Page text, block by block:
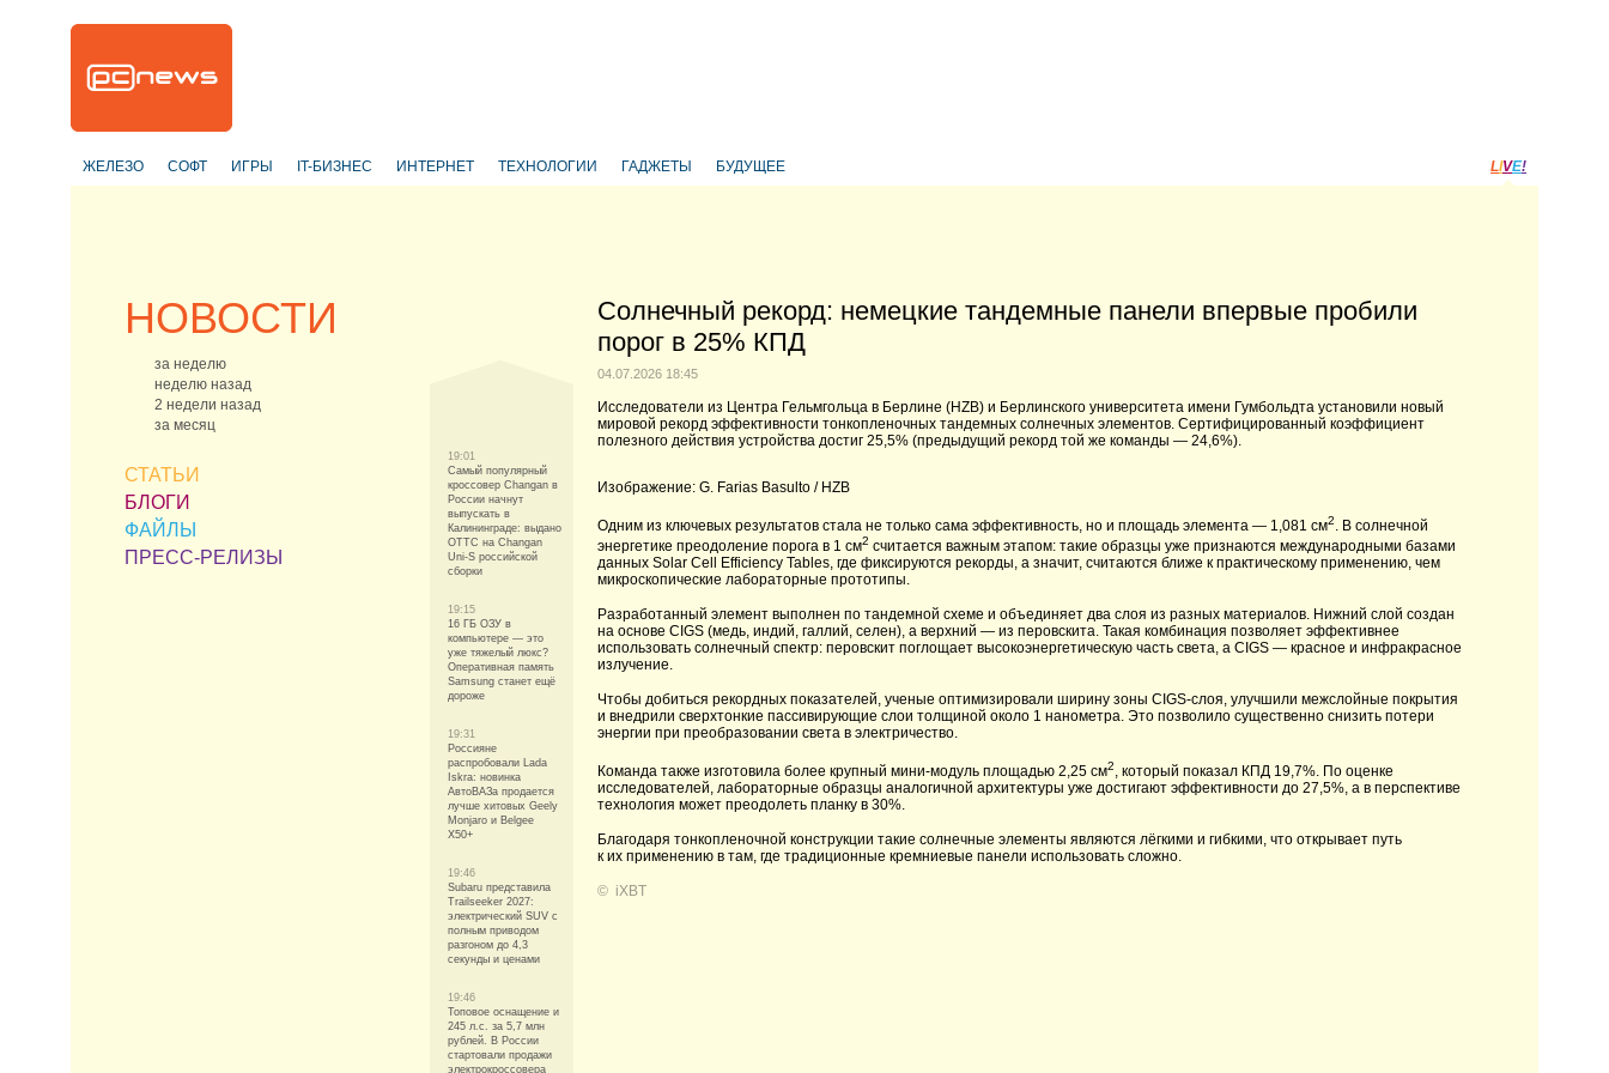
ЖЕЛЕЗО СОФТ ИГРЫ IT-БИЗНЕС ИНТЕРНЕТ ТЕХНОЛОГИИ ГАДЖЕТЫ БУДУЩЕЕ LIVE!
НОВОСТИ
за неделю
неделю назад
2 недели назад
за месяц
СТАТЬИ
БЛОГИ
ФАЙЛЫ
ПРЕСС-РЕЛИЗЫ
19:01
Самый популярный
кроссовер Changan в
России начнут
выпускать в
Калининграде: выдано
ОТТС на Changan
Uni-S российской
сборки
19:15
16 ГБ ОЗУ в
компьютере — это
уже тяжелый люкс?
Оперативная память
Samsung станет ещё
дороже
19:31
Россияне
распробовали Lada
Iskra: новинка
АвтоВАЗа продается
лучше хитовых Geely
Monjaro и Belgee
X50+
19:46
Subaru представила
Trailseeker 2027:
электрический SUV с
полным приводом
разгоном до 4,3
секунды и ценами
19:46
Топовое оснащение и
245 л.с. за 5,7 млн
рублей. В России
стартовали продажи
электрокроссовера
Солнечный рекорд: немецкие тандемные панели впервые пробили
порог в 25% КПД
04.07.2026 18:45
Исследователи из Центра Гельмгольца в Берлине (HZB) и Берлинского университета имени Гумбольдта установили новый
мировой рекорд эффективности тонкопленочных тандемных солнечных элементов. Сертифицированный коэффициент
полезного действия устройства достиг 25,5% (предыдущий рекорд той же команды — 24,6%).
Изображение: G. Farias Basulto / HZB
Одним из ключевых результатов стала не только сама эффективность, но и площадь элемента — 1,081 см2. В солнечной
энергетике преодоление порога в 1 см2 считается важным этапом: такие образцы уже признаются международными базами
данных Solar Cell Efficiency Tables, где фиксируются рекорды, а значит, считаются ближе к практическому применению, чем
микроскопические лабораторные прототипы.
Разработанный элемент выполнен по тандемной схеме и объединяет два слоя из разных материалов. Нижний слой создан
на основе CIGS (медь, индий, галлий, селен), а верхний — из перовскита. Такая комбинация позволяет эффективнее
использовать солнечный спектр: перовскит поглощает высокоэнергетическую часть света, а CIGS — красное и инфракрасное
излучение.
Чтобы добиться рекордных показателей, ученые оптимизировали ширину зоны CIGS-слоя, улучшили межслойные покрытия
и внедрили сверхтонкие пассивирующие слои толщиной около 1 нанометра. Это позволило существенно снизить потери
энергии при преобразовании света в электричество.
Команда также изготовила более крупный мини-модуль площадью 2,25 см2, который показал КПД 19,7%. По оценке
исследователей, лабораторные образцы аналогичной архитектуры уже достигают эффективности до 27,5%, а в перспективе
технология может преодолеть планку в 30%.
Благодаря тонкопленочной конструкции такие солнечные элементы являются лёгкими и гибкими, что открывает путь
к их применению в там, где традиционные кремниевые панели использовать сложно.
© iXBT